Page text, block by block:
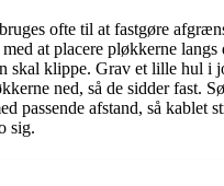
ofte til at fastgøre
at placere pløkkerne langs
skal klippe. Grav et lille hul i
ned, så de sidder fast.
passende afstand, så kablet
sig.